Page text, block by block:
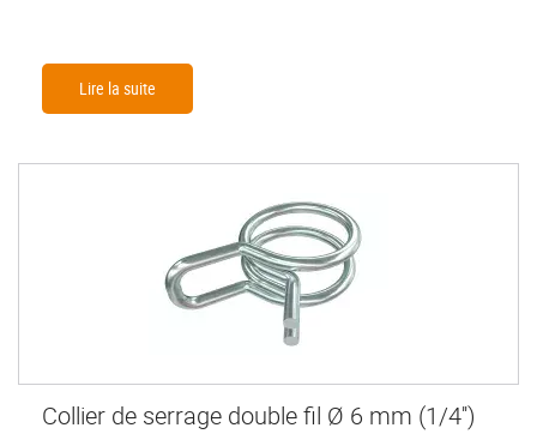
Lire la suite
Collier de serrage double fil Ø 6 mm (1/4'')